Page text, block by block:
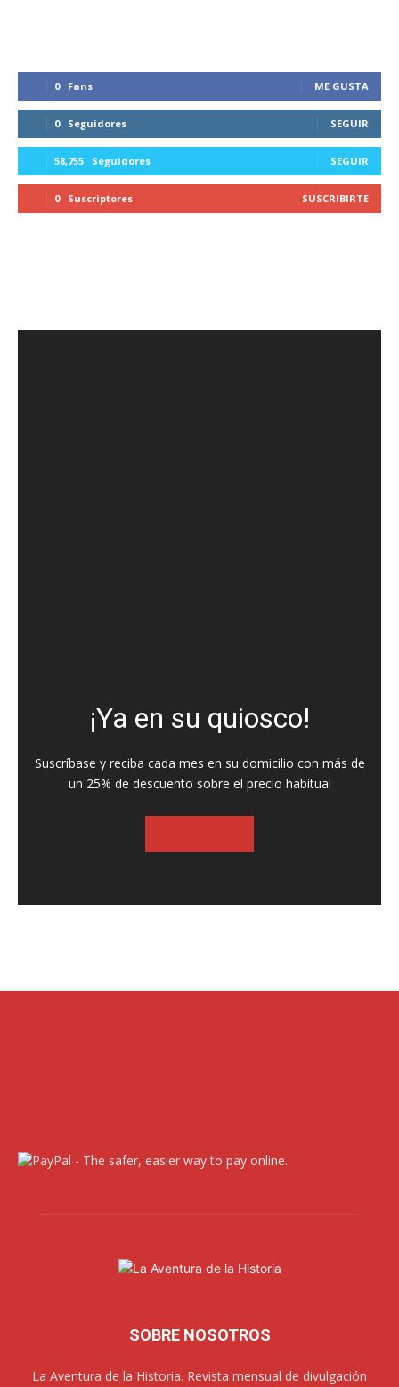
0 Fans ME GUSTA
0 Seguidores SEGUIR
58,755 Seguidores SEGUIR
0 Suscriptores SUSCRIBIRTE
¡Ya en su quiosco!
Suscríbase y reciba cada mes en su domicilio con más de
un 25% de descuento sobre el precio habitual
SOBRE NOSOTROS
La Aventura de la Historia. Revista mensual de divulgación